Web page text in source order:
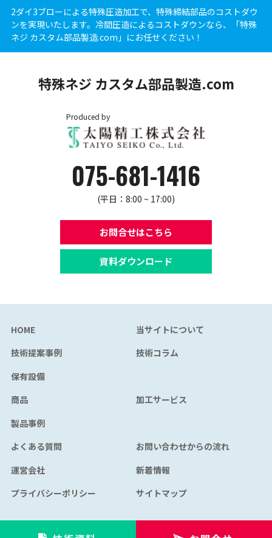
2ダイ3ブローによる特殊圧造加工で、特殊締結部品のコストダウ
ンを実現いたします。冷間圧造によるコストダウンなら、「特殊
ネジ カスタム部品製造.com」にお任せください！
特殊ネジ カスタム部品製造.com
Produced by
075-681-1416
(平日：8:00 ~ 17:00)
お問合せはこちら
資料ダウンロード
HOME
当サイトについて
技術提案事例
技術コラム
保有設備
商品
加工サービス
製品事例
よくある質問
お問い合わせからの流れ
運営会社
新着情報
プライバシーポリシー
サイトマップ